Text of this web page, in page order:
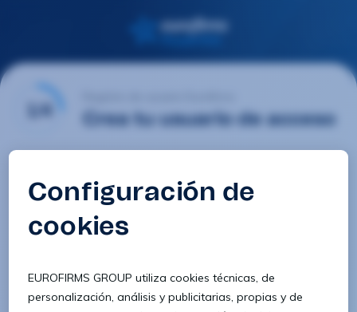
1/4 Crea tu usuario de acceso
Contraseña
Confirmar contraseña